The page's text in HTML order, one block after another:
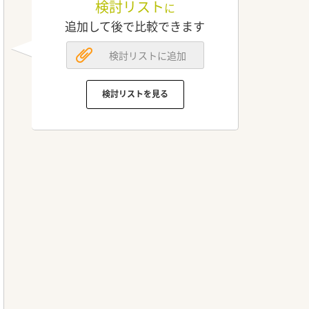
検討リスト に
追加して後で比較できます
検討リストに追加
検討リストを見る